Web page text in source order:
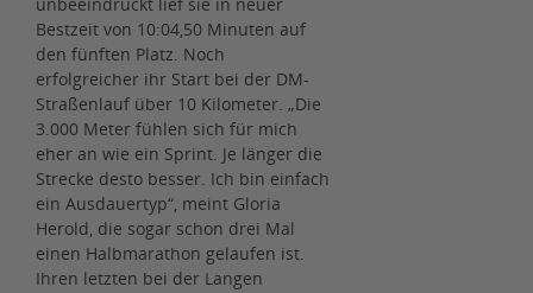
Bestzeit von 10:04,50 Minuten auf
den fünften Platz. Noch
erfolgreicher ihr Start bei der DM-
Straßenlauf über 10 Kilometer. „Die
3.000 Meter fühlen sich für mich
eher an wie ein Sprint. Je länger die
Strecke desto besser. Ich bin einfach
ein Ausdauertyp“, meint Gloria
Herold, die sogar schon drei Mal
einen Halbmarathon gelaufen ist.
Ihren letzten bei der Langen